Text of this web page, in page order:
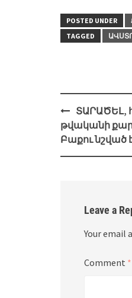
POSTED UNDER
TAGGED
Post
navigation
ՏԱՐԱԾԵԼ,
թվականի
Բաքու
Leave a
Your email
Comment *